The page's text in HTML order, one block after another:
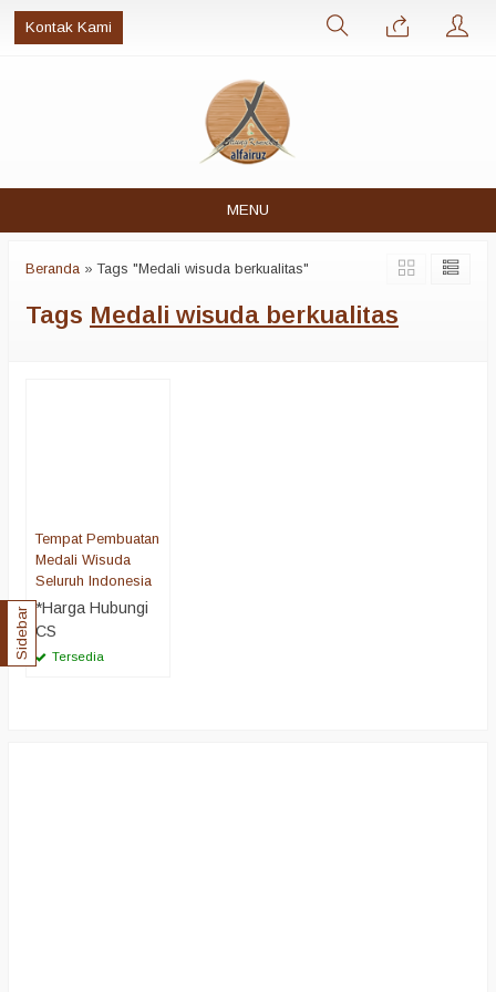
Kontak Kami
MENU
Beranda »Tags "Medali wisuda berkualitas"
Tags Medali wisuda berkualitas
Tempat Pembuatan
Medali Wisuda
Seluruh Indonesia
*Harga Hubungi
CS
Tersedia
Sidebar